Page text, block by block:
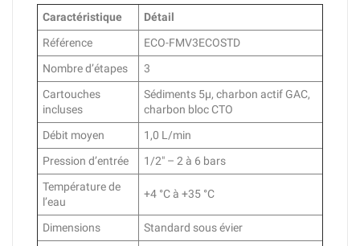
Caractéristique
Détail
Référence
ECO-FMV3ECOSTD
Nombre d’étapes
3
Cartouches
incluses
Sédiments 5μ, charbon actif GAC,
charbon bloc CTO
Débit moyen
1,0 L/min
Pression d’entrée
1/2" – 2 à 6 bars
Température de
l’eau
+4 °C à +35 °C
Dimensions
Standard sous évier